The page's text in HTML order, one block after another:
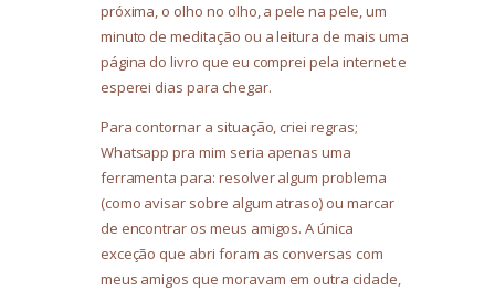
próxima, o olho no olho, a pele na pele, um
minuto de meditação ou a leitura de mais uma
página do livro que eu comprei pela internet e
esperei dias para chegar.
Para contornar a situação, criei regras;
Whatsapp pra mim seria apenas uma
ferramenta para: resolver algum problema
(como avisar sobre algum atraso) ou marcar
de encontrar os meus amigos. A única
exceção que abri foram as conversas com
meus amigos que moravam em outra cidade,